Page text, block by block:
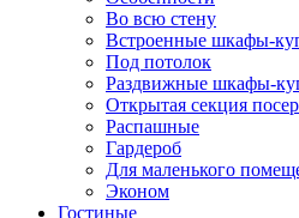
Во всю стену
Встроенные шкафы-
Под потолок
Раздвижные шкафы-
Открытая секция
Распашные
Гардероб
Для маленького
Эконом
Гостиные